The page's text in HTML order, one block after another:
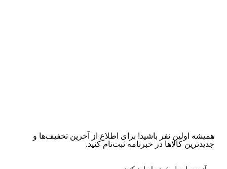
همیشه اولین نفر باشید! برای اطلاع از آخرین تخفیف‌ها و
جدیدترین کالاها در خبرنامه ثبت‌نام کنید.